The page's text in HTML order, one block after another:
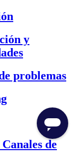
y
problemas
de